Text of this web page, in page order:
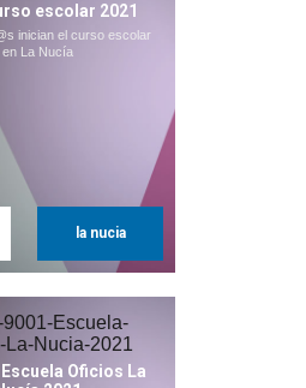
escolar 2021
inician el curso escolar
en La Nucía
la nucia
Escuela Oficios La